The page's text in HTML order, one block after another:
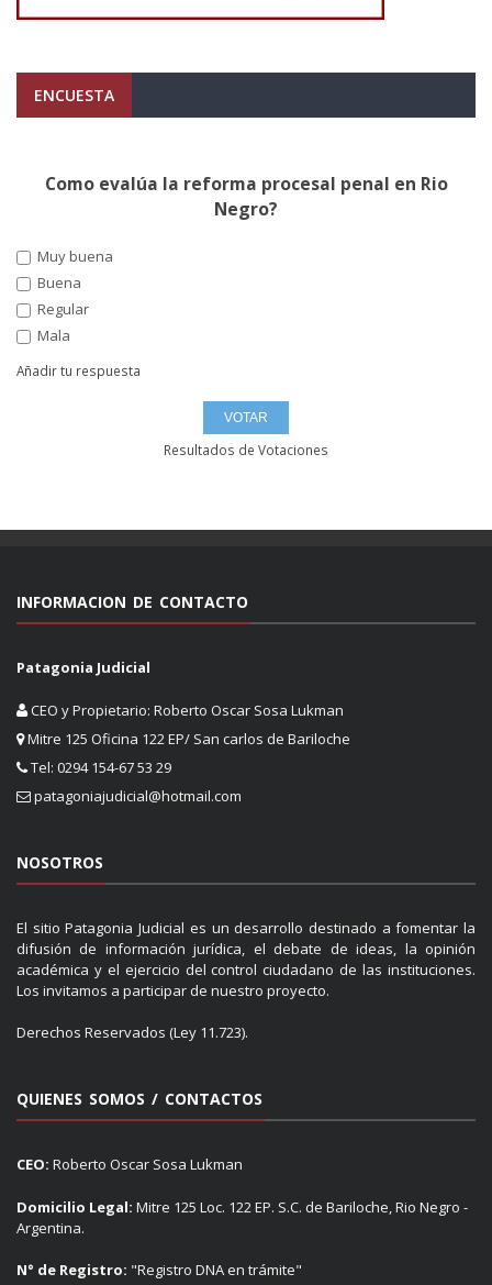
ENCUESTA
Como evalúa la reforma procesal penal en Rio
Negro?
Muy buena
Buena
Regular
Mala
Añadir tu respuesta
Resultados de Votaciones
INFORMACION DE CONTACTO
Patagonia Judicial
CEO y Propietario: Roberto Oscar Sosa Lukman
Mitre 125 Oficina 122 EP/ San carlos de Bariloche
Tel: 0294 154-67 53 29
patagoniajudicial@hotmail.com
NOSOTROS
El sitio Patagonia Judicial es un desarrollo destinado a fomentar la
difusión de información jurídica, el debate de ideas, la opinión
académica y el ejercicio del control ciudadano de las instituciones.
Los invitamos a participar de nuestro proyecto.
Derechos Reservados (Ley 11.723).
QUIENES SOMOS / CONTACTOS
CEO: Roberto Oscar Sosa Lukman
Domicilio Legal: Mitre 125 Loc. 122 EP. S.C. de Bariloche, Rio Negro -
Argentina.
N° de Registro: "Registro DNA en trámite"